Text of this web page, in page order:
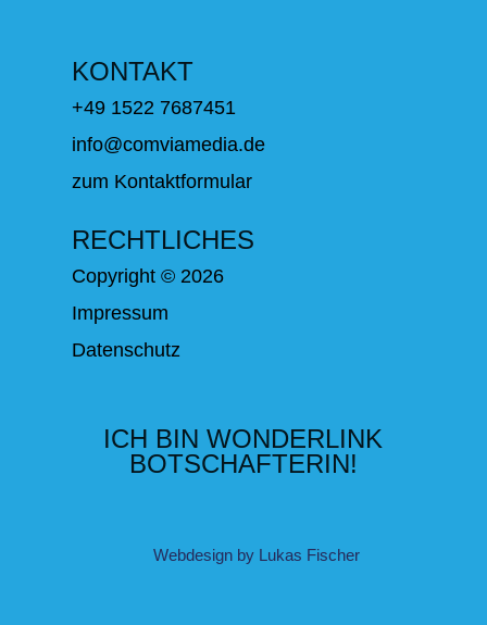
KONTAKT
+49 1522 7687451
info@comviamedia.de
zum Kontaktformular
RECHTLICHES
Copyright © 2026
Impressum
Datenschutz
ICH BIN WONDERLINK
BOTSCHAFTERIN!
Webdesign by Lukas Fischer